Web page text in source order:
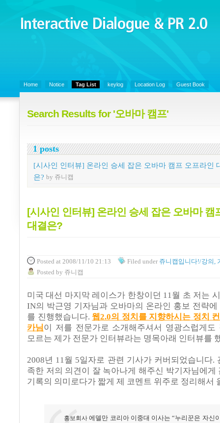
Interactive Dialogue &
PR 2.0
Home Notice Tag List keylog Location Log Guest Book
Search Results for '오바마 캠프'
1 posts
[시사인 인터뷰] 온라인 승세 잡은 오바마 캠프 오프라인
은? by 쥬니캡
[시사인 인터뷰] 온라인 승세 잡은 오바마 캠
대결은?
Posted at 2008/11/10 21:13 Filed under 쥬니캡입니다!/강의,
Posted by 쥬니캡
미국 대선 마지막 레이스가 한창이던 11월 초 저는
IN의 박근영 기자님과 오바마의 온라인 홍보 전략
를 진행했습니다. 웹2.0의 정치를 지향하시는 정치
카님이 저를 전문가로 소개해주셔서 영광스럽게도
모르는 제가 전문가 인터뷰라는 명목아래 인터뷰를
2008년 11월 5일자로 관련 기사가 커버되었습니다.
족한 저의 의견이 잘 녹아나게 해주신 박기자님에게
기록의 의미로다가 짧게 제 코멘트 위주로 정리해서
홍보회사 에델만 코리아 이중대 이사는 “누리꾼은 자신